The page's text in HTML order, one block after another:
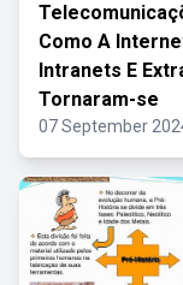
Como A
Intranets E
Tornaram-se
07 September